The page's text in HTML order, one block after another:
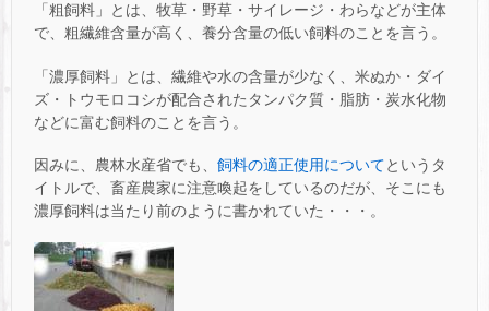
「粗飼料」とは、牧草・野草・サイレージ・わらなどが主体
で、粗繊維含量が高く、養分含量の低い飼料のことを言う。
「濃厚飼料」とは、繊維や水の含量が少なく、米ぬか・ダイ
ズ・トウモロコシが配合されたタンパク質・脂肪・炭水化物
などに富む飼料のことを言う。
因みに、農林水産省でも、 飼料の適正使用についてというタ
イトルで、畜産農家に注意喚起をしているのだが、そこにも
濃厚飼料は当たり前のように書かれていた・・・。